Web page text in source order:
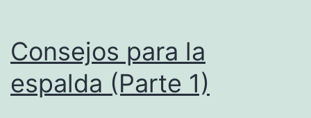
Consejos para la
espalda (Parte 1)